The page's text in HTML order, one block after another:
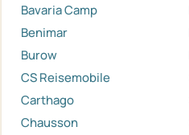
Bavaria Camp
Benimar
Burow
CS Reisemobile
Carthago
Chausson